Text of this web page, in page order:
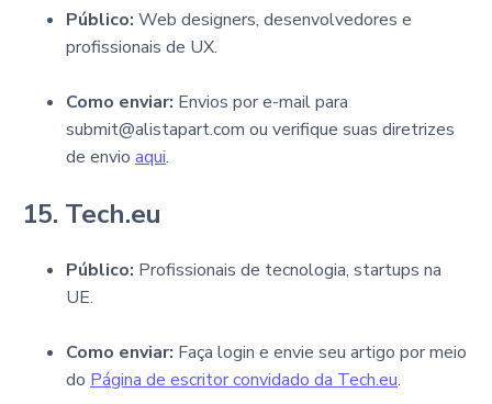
Público: Web designers, desenvolvedores e
profissionais de UX.
Como enviar: Envios por e-mail para
submit@alistapart.com ou verifique suas diretrizes
de envio aqui.
15. Tech.eu
Público: Profissionais de tecnologia, startups na
UE.
Como enviar: Faça login e envie seu artigo por meio
do Página de escritor convidado da Tech.eu.